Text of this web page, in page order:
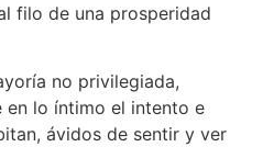
filo de una prosperidad
no privilegiada,
en lo íntimo el intento e
ávidos de sentir y ver